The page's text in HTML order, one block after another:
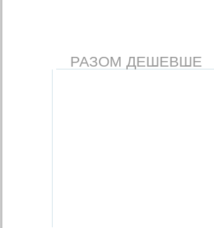
РАЗОМ ДЕШЕВШЕ